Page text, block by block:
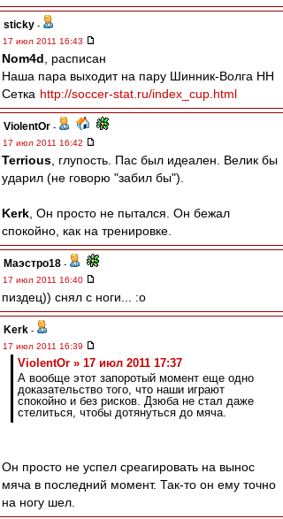
sticky -
17 июл 2011 16:43
Nom4d , расписан
Наша пара выходит на пару Шинник-Волга НН
Сетка http://soccer-stat.ru/index_cup.html
ViolentOr -
17 июл 2011 16:42
Terrious , глупость. Пас был идеален. Велик бы
ударил (не говорю "забил бы").
Kerk , Он просто не пытался. Он бежал
спокойно, как на тренировке.
Маэстро18 -
17 июл 2011 16:40
пиздец)) снял с ноги... :o
Kerk -
17 июл 2011 16:39
ViolentOr » 17 июл 2011 17:37
А вообще этот запоротый момент еще одно
доказательство того, что наши играют
спокойно и без рисков. Дзюба не стал даже
стелиться, чтобы дотянуться до мяча.
Он просто не успел среагировать на вынос
мяча в последний момент. Так-то он ему точно
на ногу шел.